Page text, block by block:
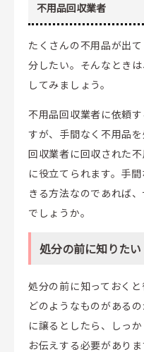
不用品回収業者
たくさんの不用品が出
分したい。そんなとき
してみましょう。
不用品回収業者に依頼
すが、手間なく不用品
回収業者に回収された
に役立てられます。手
きる方法なのであれば
でしょうか。
処分の前に知りた
処分の前に知っておく
どのようなものがある
に譲るとしたら、しっ
お伝えする必要があり